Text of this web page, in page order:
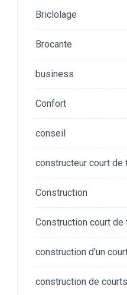
Briclolage
Brocante
business
Confort
conseil
constructeur court de
Construction
Construction court de
construction d'un
construction de